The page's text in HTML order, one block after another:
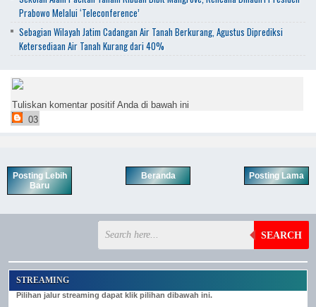
Prabowo Melalui ‘Teleconference’
Sebagian Wilayah Jatim Cadangan Air Tanah Berkurang, Agustus Diprediksi
Ketersediaan Air Tanah Kurang dari 40%
Tuliskan komentar positif Anda di bawah ini
03
Posting Lebih
Baru
Posting Lama
Beranda
SEARCH
STREAMING
Pilihan jalur streaming dapat klik pilihan dibawah ini.